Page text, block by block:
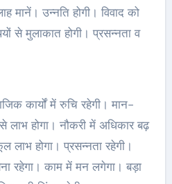
मानें। उन्नति होगी। विवाद को
से मुलाकात होगी। प्रसन्नता व
कार्यों में रुचि रहेगी। मान-
लाभ होगा। नौकरी में अधिकार बढ़
होगा। प्रसन्नता रहेगी।
रहेगा। काम में मन लगेगा। बड़ा